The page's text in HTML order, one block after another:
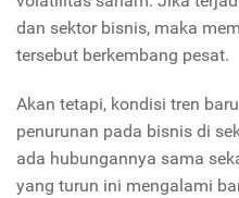
dan sektor bisnis, maka
tersebut berkembang pesat.
Akan tetapi, kondisi tren
penurunan pada bisnis di
ada hubungannya sama
yang turun ini mengalami